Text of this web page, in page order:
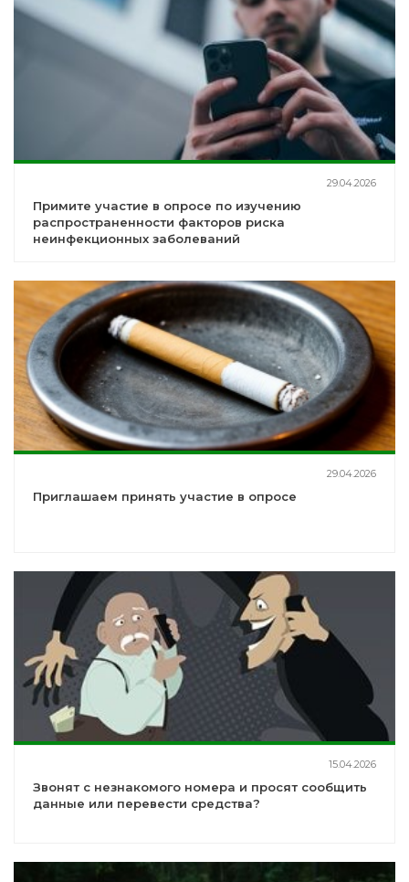
29.04.2026
Примите участие в опросе по изучению
распространенности факторов риска
неинфекционных заболеваний
29.04.2026
Приглашаем принять участие в опросе
15.04.2026
Звонят с незнакомого номера и просят сообщить
данные или перевести средства?